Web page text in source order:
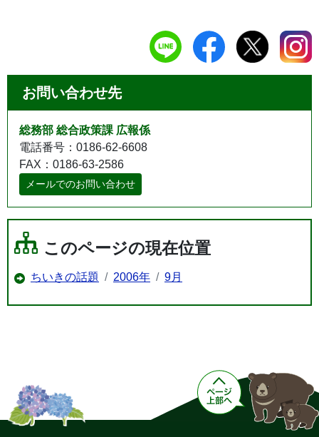
お問い合わせ先
総務部 総合政策課 広報係
電話番号：0186-62-6608
FAX：0186-63-2586
メールでのお問い合わせ
このページの現在位置
ちいきの話題 2006年 9月